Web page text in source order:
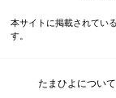
本サイトに掲載されてい
す。
たまひよについて